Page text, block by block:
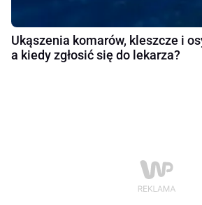
Ukąszenia komarów, kleszcze i
a kiedy zgłosić się do lekarza?